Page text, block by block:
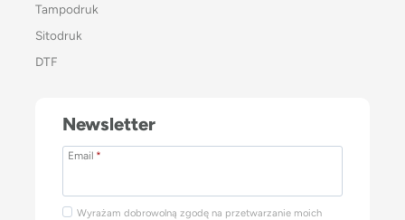
Tampodruk
Sitodruk
DTF
Newsletter
Email *
Wyrażam dobrowolną zgodę na przetwarzanie moich